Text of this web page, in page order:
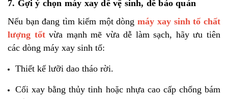
7. Gợi ý chọn máy xay dễ vệ sinh, dễ bảo quản
Nếu bạn đang tìm kiếm một dòngmáy xay sinh tố chất
lượng tốtvừa mạnh mẽ vừa dễ làm sạch, hãy ưu tiên
các dòng máy xay sinh tố:
Thiết kế lưỡi dao tháo rời.
Cối xay bằng thủy tinh hoặc nhựa cao cấp chống bám